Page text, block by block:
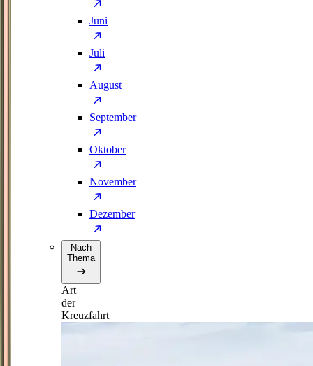
Juni
Juli
August
September
Oktober
November
Dezember
Nach
Thema
Art
der
Kreuzfahrt